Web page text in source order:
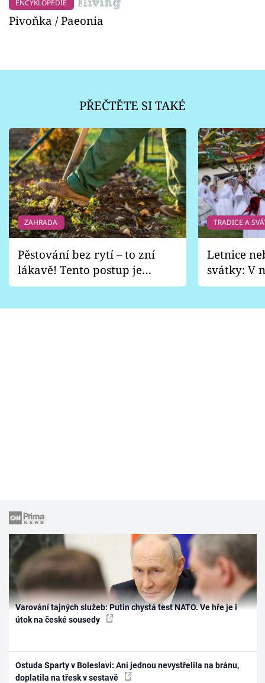
ENCYKLOPEDIE
Pivoňka / Paeonia
PŘEČTĚTE SI TAKÉ
ZAHRADA
Pěstování bez rytí – to zní
lákavě! Tento postup je
vhodný jen pro některé
TRADICE A
Letnice
svátky: V
pondělí
Varování tajných služeb: Putin chystá test NATO. Ve hře je i
útok na české sousedy
Ostuda Sparty v Boleslavi: Ani jednou nevystřelila na bránu,
doplatila na třesk v sestavě